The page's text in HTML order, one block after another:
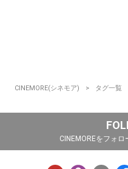
CINEMORE(シネモア) タグ一覧
CINEMOREをフォ